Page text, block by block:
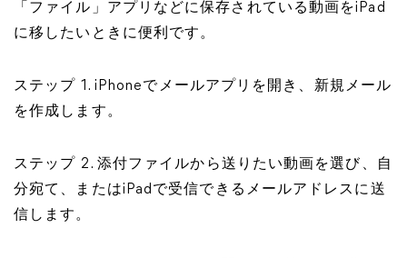
「ファイル」アプリなどに保存されている動画をiPad
に移したいときに便利です。
ステップ 1. iPhoneでメールアプリを開き、新規メール
を作成します。
ステップ 2. 添付ファイルから送りたい動画を選び、自
分宛て、またはiPadで受信できるメールアドレスに送
信します。